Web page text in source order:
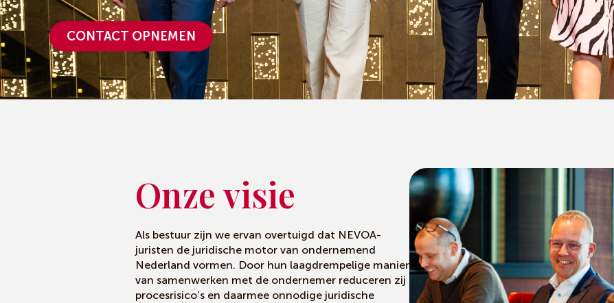
CONTACT OPNEMEN
Onze visie
Als bestuur zijn we ervan overtuigd dat NEVOA-
juristen de juridische motor van ondernemend
Nederland vormen. Door hun laagdrempelige manier
van samenwerken met de ondernemer reduceren zij
procesrisico’s en daarmee onnodige juridische